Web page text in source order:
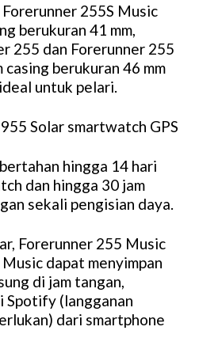
255S Music
berukuran 41 mm,
255 dan Forerunner 255
berukuran 46 mm
untuk pelari.
hingga 14 hari
dan hingga 30 jam
sekali pengisian daya.
Forerunner 255 Music
dapat menyimpan
di jam tangan,
Spotify (langganan
dari smartphone